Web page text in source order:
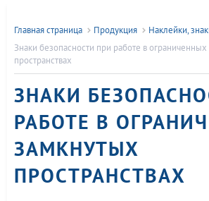
Главная страница Продукция
Наклейки,
Знаки безопасности при работе в
пространствах
ЗНАКИ
РАБОТЕ В
ЗАМКНУТЫХ
ПРОСТРАНСТВАХ